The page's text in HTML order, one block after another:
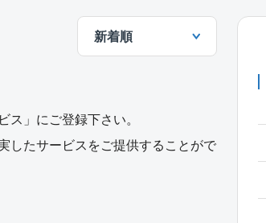
新着順
」にご登録下さい。
したサービスをご提供することがで